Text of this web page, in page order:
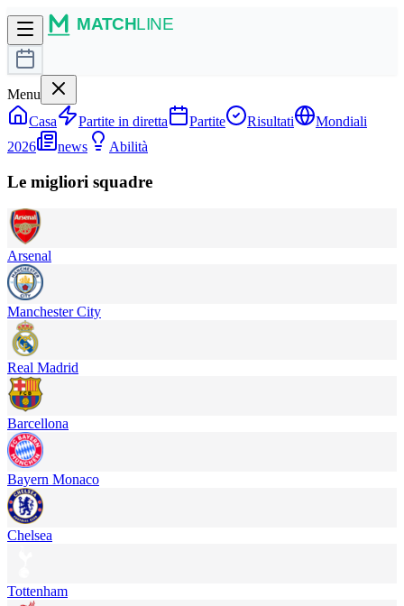
Menu
Casa
Partite in diretta Partite Risultati
Mondiali
2026
news Abilità
Le migliori squadre
Arsenal
Manchester City
Real Madrid
Barcellona
Bayern Monaco
Chelsea
Tottenham